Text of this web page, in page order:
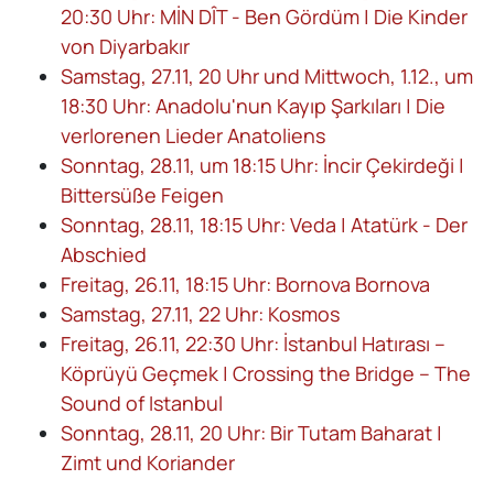
20:30 Uhr: MİN DÎT - Ben Gördüm | Die Kinder
von Diyarbakır
Samstag, 27.11, 20 Uhr und Mittwoch, 1.12., um
18:30 Uhr: Anadolu'nun Kayıp Şarkıları | Die
verlorenen Lieder Anatoliens
Sonntag, 28.11, um 18:15 Uhr: İncir Çekirdeği |
Bittersüße Feigen
Sonntag, 28.11, 18:15 Uhr: Veda | Atatürk - Der
Abschied
Freitag, 26.11, 18:15 Uhr: Bornova Bornova
Samstag, 27.11, 22 Uhr: Kosmos
Freitag, 26.11, 22:30 Uhr: İstanbul Hatırası –
Köprüyü Geçmek | Crossing the Bridge – The
Sound of Istanbul
Sonntag, 28.11, 20 Uhr: Bir Tutam Baharat |
Zimt und Koriander